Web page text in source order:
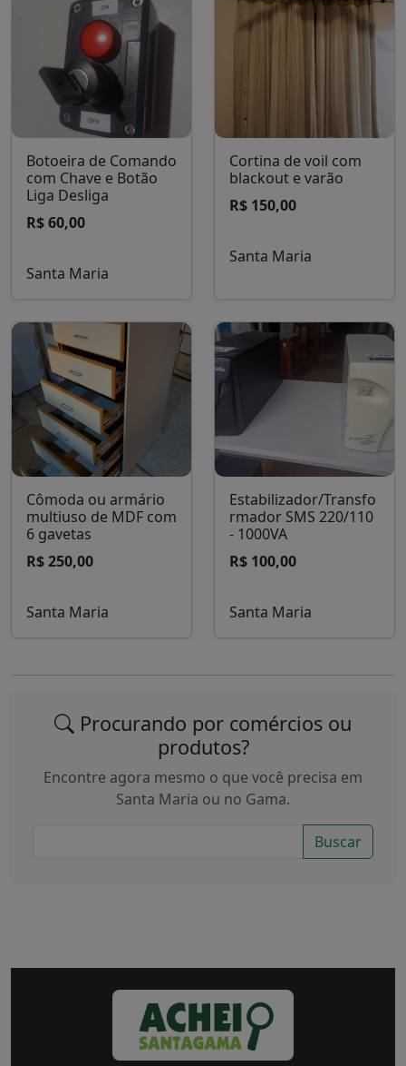
Botoeira de Comando
com Chave e Botão
Liga Desliga
R$ 60,00
Santa Maria
Cortina de voil com
blackout e varão
R$ 150,00
Santa Maria
Cômoda ou armário
multiuso de MDF com
6 gavetas
R$ 250,00
Santa Maria
Estabilizador/Transfo
rmador SMS 220/110
- 1000VA
R$ 100,00
Santa Maria
Procurando por comércios ou
produtos?
Encontre agora mesmo o que você precisa em
Santa Maria ou no Gama.
Buscar